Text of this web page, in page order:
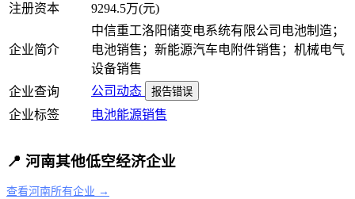
注册资本
9294.5万(元)
企业简介
中信重工洛阳储变电系统有限公司电池制造；
电池销售；新能源汽车电附件销售；机械电气
设备销售
企业查询
公司动态 报告错误
企业标签 电池能源销售
📍 河南其他低空经济企业
查看河南所有企业 →